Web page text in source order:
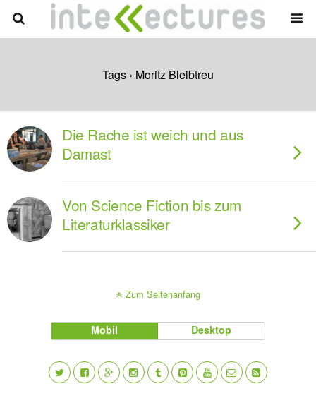
Tags › Moritz Bleibtreu
Die Rache ist weich und aus
Damast
Von Science Fiction bis zum
Literaturklassiker
Zum Seitenanfang
Mobil Desktop